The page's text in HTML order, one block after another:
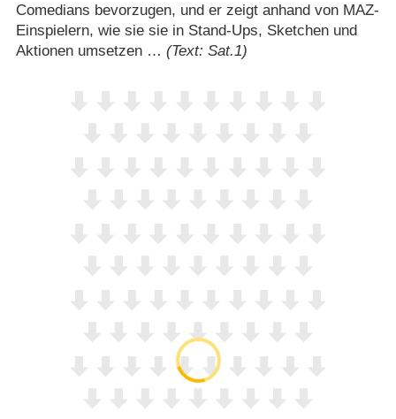
Comedians bevorzugen, und er zeigt anhand von MAZ-
Einspielern, wie sie sie in Stand-Ups, Sketchen und
Aktionen umsetzen … (Text: Sat.1)